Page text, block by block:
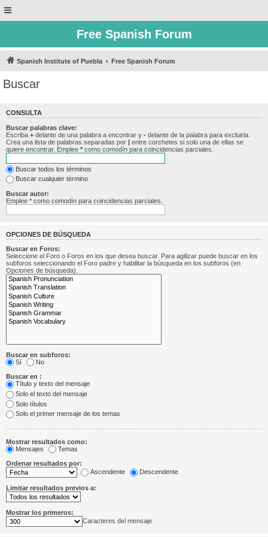
Free Spanish Forum
Spanish Institute of Puebla Free Spanish Forum
Buscar
CONSULTA
Buscar palabras clave:
Escriba + delante de una palabra a encontrar y - delante de la palabra para excluirla.
Crea una lista de palabras separadas por | entre corchetes si solo una de ellas se
quiere encontrar. Emplee * como comodín para coincidencias parciales.
Buscar todos los términos
Buscar cualquier término
Buscar autor:
Emplee * como comodín para coincidencias parciales.
OPCIONES DE BÚSQUEDA
Buscar en Foros:
Seleccione el Foro o Foros en los que desea buscar. Para agilizar puede buscar en los
subforos seleccionando el Foro padre y habilitar la búsqueda en los subforos (en
Opciones de búsqueda).
Buscar en subforos:
Sí
No
Buscar en :
Título y texto del mensaje
Solo el texto del mensaje
Solo títulos
Solo el primer mensaje de los temas
Mostrar resultados como:
Mensajes
Temas
Ordenar resultados por:
Ascendente
Descendente
Limitar resultados previos a:
Mostrar los primeros:
Caracteres del mensaje